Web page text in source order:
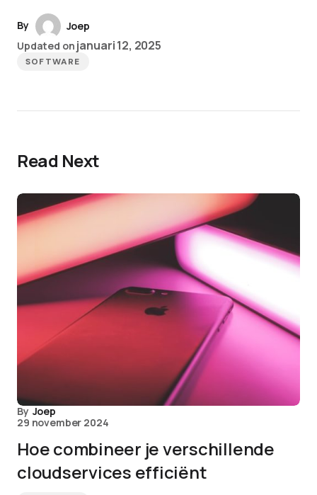
By
Joep
Updated on januari 12, 2025
SOFTWARE
Read Next
By Joep
29 november 2024
Hoe combineer je verschillende
cloudservices efficiënt